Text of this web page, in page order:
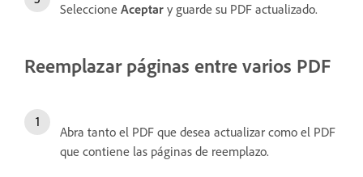
Seleccione Aceptar y guarde su PDF actualizado.
Reemplazar páginas entre varios PDF
Abra tanto el PDF que desea actualizar como el PDF
que contiene las páginas de reemplazo.